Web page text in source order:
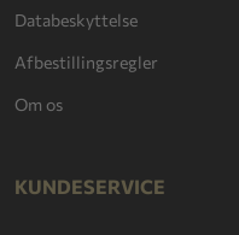
Databeskyttelse
Afbestillingsregler
Om os
KUNDESERVICE